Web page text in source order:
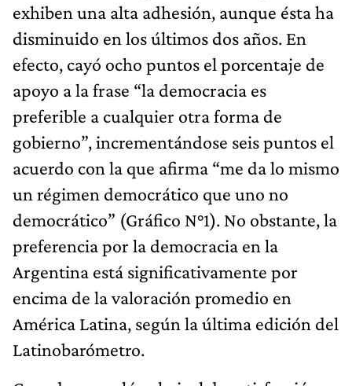
exhiben una alta adhesión, aunque ésta ha
disminuido en los últimos dos años. En
efecto, cayó ocho puntos el porcentaje de
apoyo a la frase “la democracia es
preferible a cualquier otra forma de
gobierno”, incrementándose seis puntos el
acuerdo con la que afirma “me da lo mismo
un régimen democrático que uno no
democrático” (Gráfico N°1). No obstante, la
preferencia por la democracia en la
Argentina está significativamente por
encima de la valoración promedio en
América Latina, según la última edición del
Latinobarómetro.